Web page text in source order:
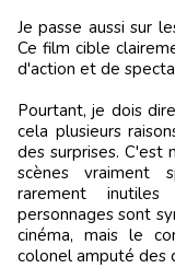
Je passe aussi sur
Ce film cible
d'action et de
Pourtant, je dois
cela plusieurs
des surprises. C'est
scènes vraiment
rarement
personnages sont
cinéma, mais le
colonel amputé des